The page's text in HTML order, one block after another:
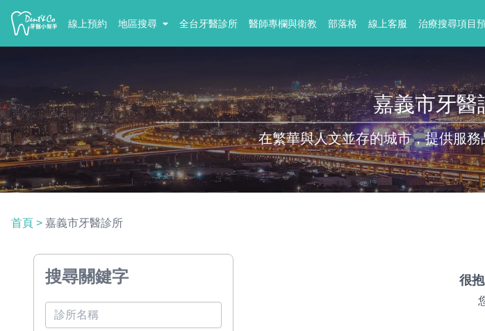
線上預約 地區搜尋 全台牙醫診所 醫師專欄與衛教 部落格 線上客服 治療搜尋項目
嘉義市牙醫
在繁華與人文並存的城市，提供服
首頁 > 嘉義市牙醫診所
搜尋關鍵字 很